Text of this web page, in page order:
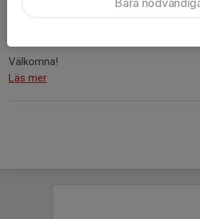
Intresseanmälan för nya spelare görs till
Välkomna!
Läs mer